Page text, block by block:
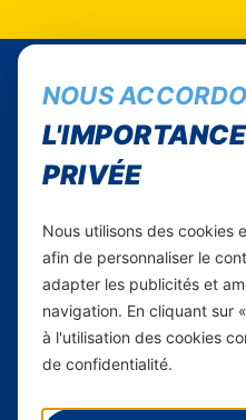
Suivez-nous...
Instagram
Facebook
Twitter
NOUS
PRIVÉE
Nous utilisons des cookies
afin de personnaliser le
adapter les publicités et
navigation. En cliquant sur
à l'utilisation des cookies
de confidentialité.